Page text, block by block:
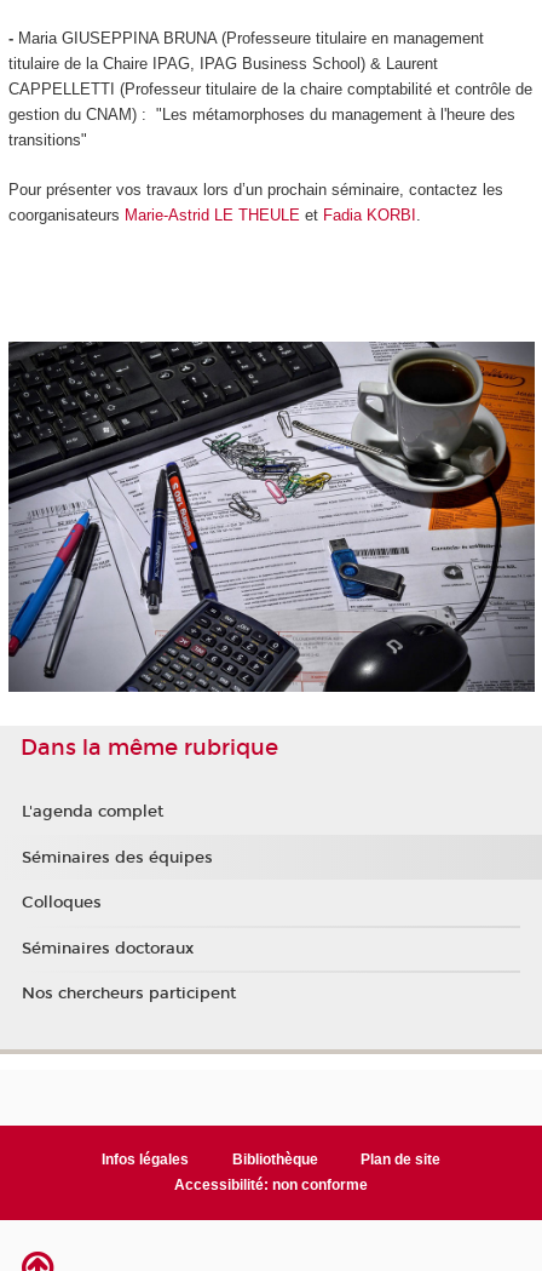
- Maria GIUSEPPINA BRUNA (Professeure titulaire en management
titulaire de la Chaire IPAG, IPAG Business School) & Laurent
CAPPELLETTI (Professeur titulaire de la chaire comptabilité et contrôle de
gestion du CNAM) : "Les métamorphoses du management à l'heure des
transitions"
Pour présenter vos travaux lors d’un prochain séminaire, contactez les
coorganisateurs Marie-Astrid LE THEULE et Fadia KORBI
Dans la même rubrique
L'agenda complet
Séminaires des équipes
Colloques
Séminaires doctoraux
Nos chercheurs participent
Infos légales Bibliothèque
Plan de site
Accessibilité: non conforme